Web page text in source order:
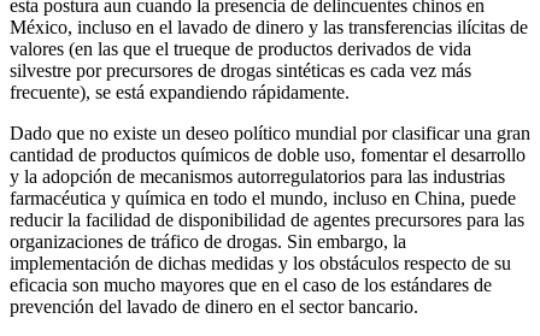
esta postura aun cuando la presencia de delincuentes chinos en
México, incluso en el lavado de dinero y las transferencias ilícitas de
valores (en las que el trueque de productos derivados de vida
silvestre por precursores de drogas sintéticas es cada vez más
frecuente), se está expandiendo rápidamente.
Dado que no existe un deseo político mundial por clasificar una gran
cantidad de productos químicos de doble uso, fomentar el desarrollo
y la adopción de mecanismos autorregulatorios para las industrias
farmacéutica y química en todo el mundo, incluso en China, puede
reducir la facilidad de disponibilidad de agentes precursores para las
organizaciones de tráfico de drogas. Sin embargo, la
implementación de dichas medidas y los obstáculos respecto de su
eficacia son mucho mayores que en el caso de los estándares de
prevención del lavado de dinero en el sector bancario.